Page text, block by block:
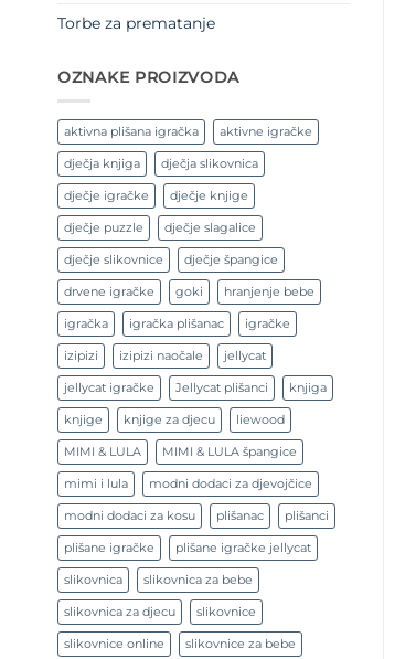
Torbe za prematanje
OZNAKE PROIZVODA
aktivna plišana igračka aktivne igračke
dječja knjiga dječja slikovnica
dječje igračke dječje knjige
dječje puzzle dječje slagalice
dječje slikovnice dječje špangice
drvene igračke goki hranjenje bebe
igračka igračka plišanac igračke
izipizi izipizi naočale jellycat
jellycat igračke Jellycat plišanci knjiga
knjige knjige za djecu liewood
MIMI & LULA MIMI & LULA špangice
mimi i lula modni dodaci za djevojčice
modni dodaci za kosu plišanac plišanci
plišane igračke plišane igračke jellycat
slikovnica slikovnica za bebe
slikovnica za djecu slikovnice
slikovnice online slikovnice za bebe